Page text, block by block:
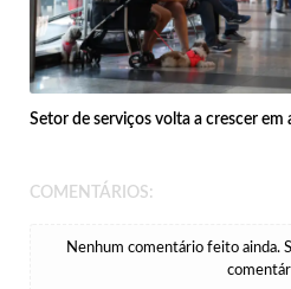
Setor de serviços volta a crescer em
COMENTÁRIOS:
Nenhum comentário feito ainda.